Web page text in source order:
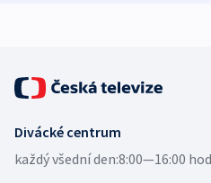
Divácké centrum
každý všední den:8:00—16:00